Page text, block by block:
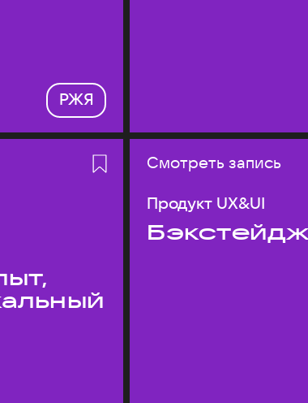
РЖЯ
Смотреть запись
Продукт UX&UI
Бэкстейдж